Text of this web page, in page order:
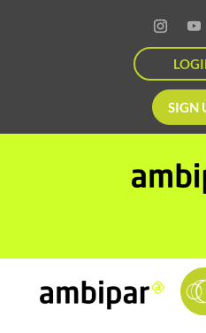
SIGN